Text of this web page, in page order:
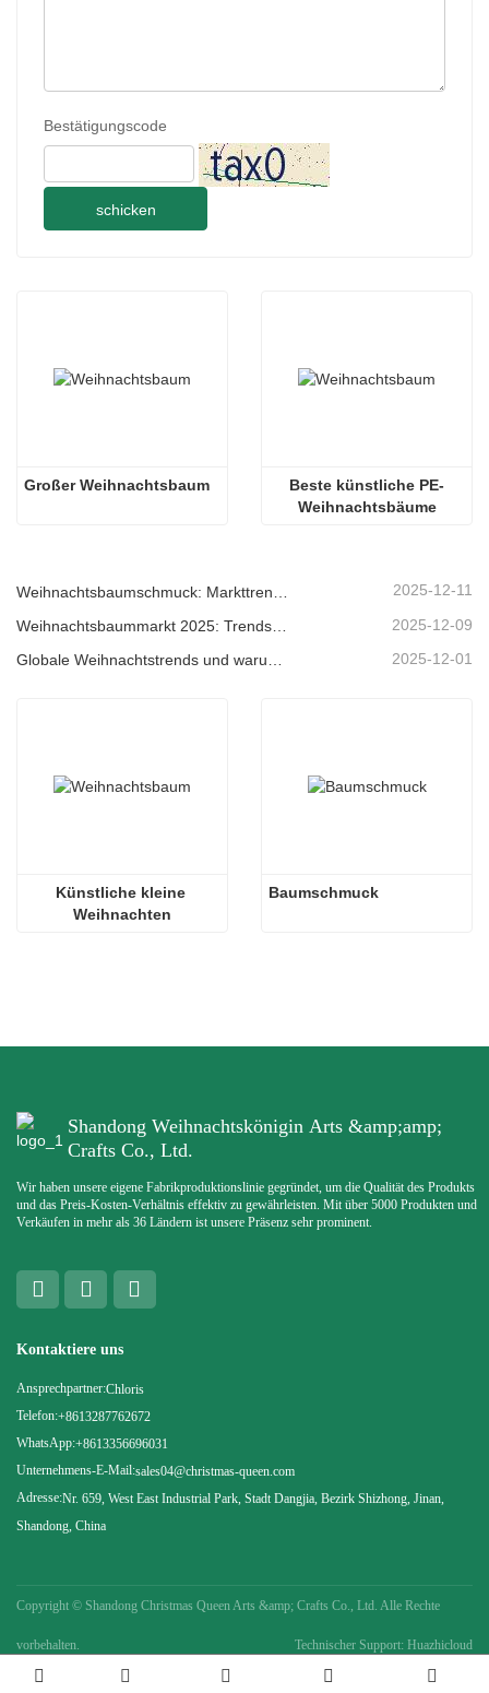
Bestätigungscode
schicken
Großer Weihnachtsbaum
Beste künstliche PE-
Weihnachtsbäume
2025-12-11
2025-12-09
2025-12-01
Künstliche kleine
Weihnachten
Baumschmuck
Shandong Weihnachtskönigin Arts &amp;amp;
Crafts Co., Ltd.
Wir haben unsere eigene Fabrikproduktionslinie gegründet, um die Qualität des Produkts
und das Preis-Kosten-Verhältnis effektiv zu gewährleisten. Mit über 5000 Produkten und
Verkäufen in mehr als 36 Ländern ist unsere Präsenz sehr prominent.
Kontaktiere uns
Ansprechpartner:Chloris
Telefon:+8613287762672
WhatsApp:+8613356696031
Unternehmens-E-Mail:sales04@christmas-queen.com
Adresse:Nr. 659, West East Industrial Park, Stadt Dangjia, Bezirk Shizhong, Jinan,
Shandong, China
Copyright © Shandong Christmas Queen Arts &amp; Crafts Co., Ltd. Alle Rechte
vorbehalten. Technischer Support: Huazhicloud